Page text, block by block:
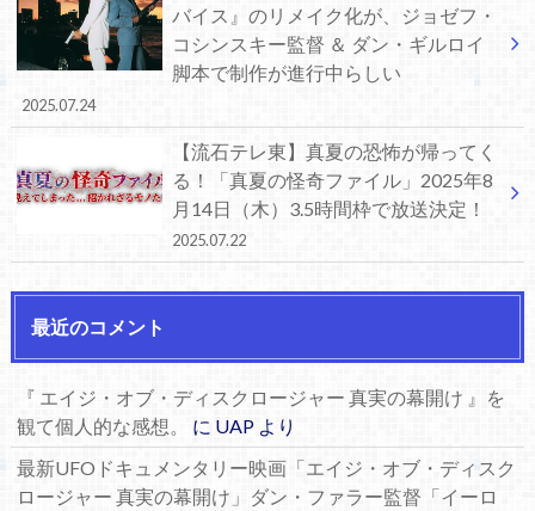
バイス』のリメイク化が、ジョゼフ・
コシンスキー監督 ＆ ダン・ギルロイ
脚本で制作が進行中らしい
2025.07.24
【流石テレ東】真夏の恐怖が帰ってく
る！「真夏の怪奇ファイル」2025年8
月14日（木）3.5時間枠で放送決定！
2025.07.22
最近のコメント
『 エイジ・オブ・ディスクロージャー 真実の幕開け 』を
観て個人的な感想。
に UAPより
最新UFOドキュメンタリー映画「エイジ・オブ・ディスク
ロージャー 真実の幕開け」ダン・ファラー監督「イーロ